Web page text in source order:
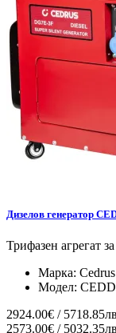
Дизелов генератор
Трифазен агрегат
Марка: Cedrus
Модел:
2924.00€ /
2573.00€ /